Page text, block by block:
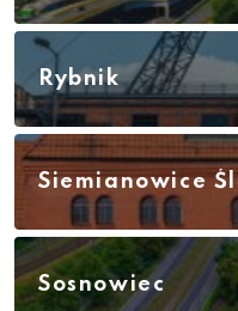
Rybnik
Siemianowice
Sosnowiec